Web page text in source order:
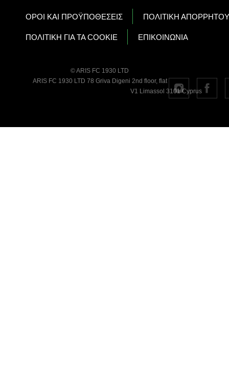
OΡΟΙ ΚΑΙ ΠΡΟΫΠΟΘΕΣΕΙΣ ΠΟΛΙΤΙΚΗ ΑΠΟΡΡΗΤΟΥ
ΠΟΛΙΤΙΚΗ ΓΙΑ ΤΑ COOKIE ΕΠΙΚΟΙΝΩΝΙΑ
© ARIS FC 1930 LTD
ARIS FC 1930 LTD 78 Griva Digeni 2nd floor, flat
V1 Limassol 3101 Cyprus